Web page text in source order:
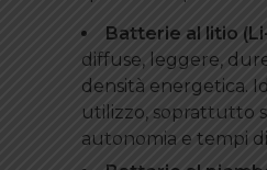
Batterie al litio
diffuse, leggere,
densità energetica.
utilizzo, soprattutto
autonomia e tempi